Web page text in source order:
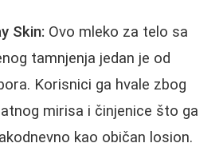
Skin: Ovo mleko za telo sa
tamnjenja jedan je od
Korisnici ga hvale zbog
mirisa i činjenice što ga
kao običan losion.